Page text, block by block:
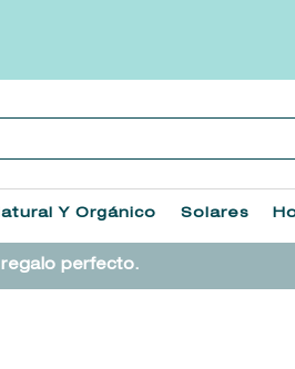
Y Orgánico Solares
regalo perfecto.